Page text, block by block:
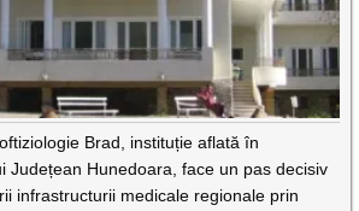
Brad, instituție aflată în
Județean Hunedoara, face un pas decisiv
infrastructurii medicale regionale prin